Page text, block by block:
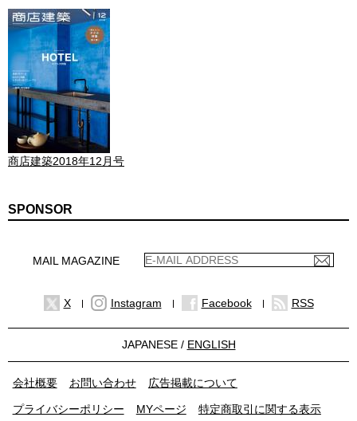
商店建築2018年12月号
SPONSOR
MAIL MAGAZINE
X Instagram Facebook RSS
JAPANESE / ENGLISH
会社概要 お問い合わせ 広告掲載について
プライバシーポリシー MYページ 特定商取引に関する表示